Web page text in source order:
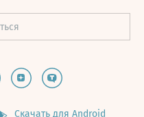
Скачать для Android